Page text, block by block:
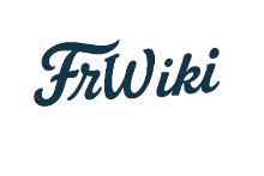
contenu